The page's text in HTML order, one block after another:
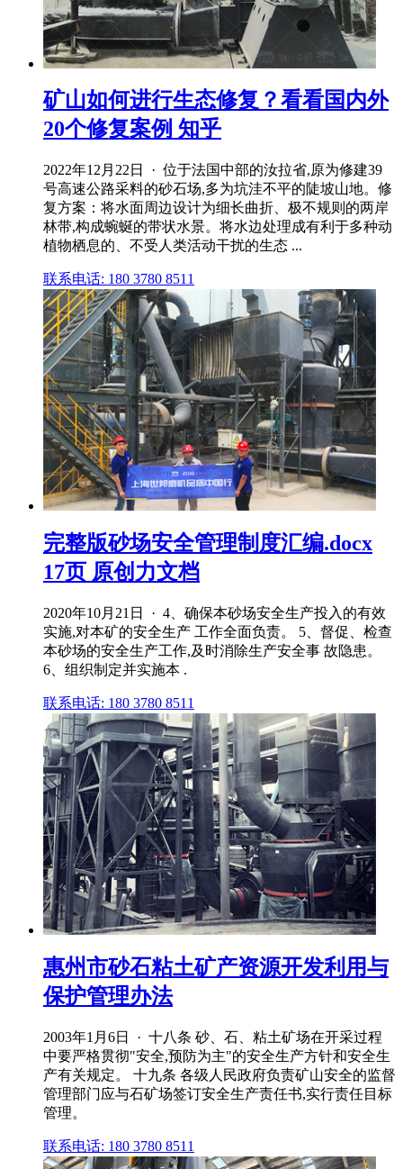
矿山如何进行生态修复？看看国内外
20个修复案例 知乎
2022年12月22日 · 位于法国中部的汝拉省,原为修建39
号高速公路采料的砂石场,多为坑洼不平的陡坡山地。修
复方案：将水面周边设计为细长曲折、极不规则的两岸
林带,构成蜿蜒的带状水景。将水边处理成有利于多种动
植物栖息的、不受人类活动干扰的生态 ...
联系电话: 180 3780 8511
完整版砂场安全管理制度汇编.docx
17页 原创力文档
2020年10月21日 · 4、确保本砂场安全生产投入的有效
实施,对本矿的安全生产 工作全面负责。 5、督促、检查
本砂场的安全生产工作,及时消除生产安全事 故隐患。
6、组织制定并实施本 .
联系电话: 180 3780 8511
惠州市砂石粘土矿产资源开发利用与
保护管理办法
2003年1月6日 · 十八条 砂、石、粘土矿场在开采过程
中要严格贯彻"安全,预防为主"的安全生产方针和安全生
产有关规定。 十九条 各级人民政府负责矿山安全的监督
管理部门应与石矿场签订安全生产责任书,实行责任目标
管理。
联系电话: 180 3780 8511